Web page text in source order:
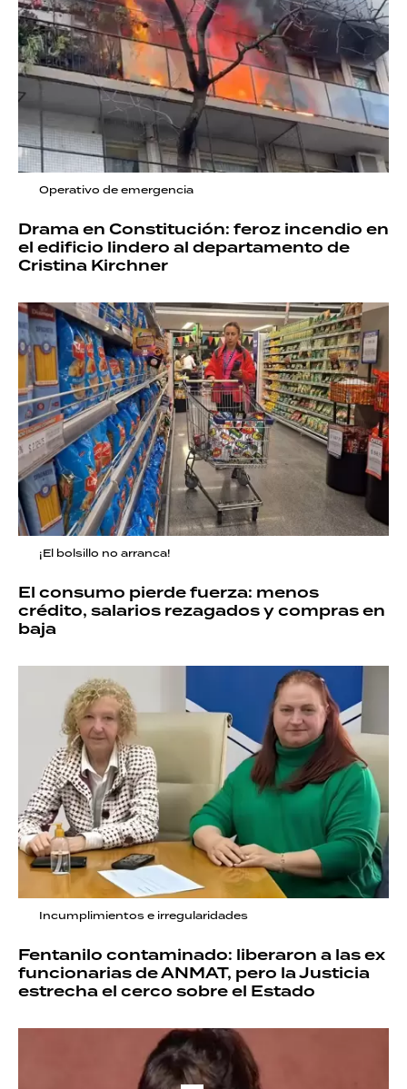
Operativo de emergencia
Drama en Constitución: feroz incendio en
el edificio lindero al departamento de
Cristina Kirchner
¡El bolsillo no arranca!
El consumo pierde fuerza: menos
crédito, salarios rezagados y compras en
baja
Incumplimientos e irregularidades
Fentanilo contaminado: liberaron a las ex
funcionarias de ANMAT, pero la Justicia
estrecha el cerco sobre el Estado